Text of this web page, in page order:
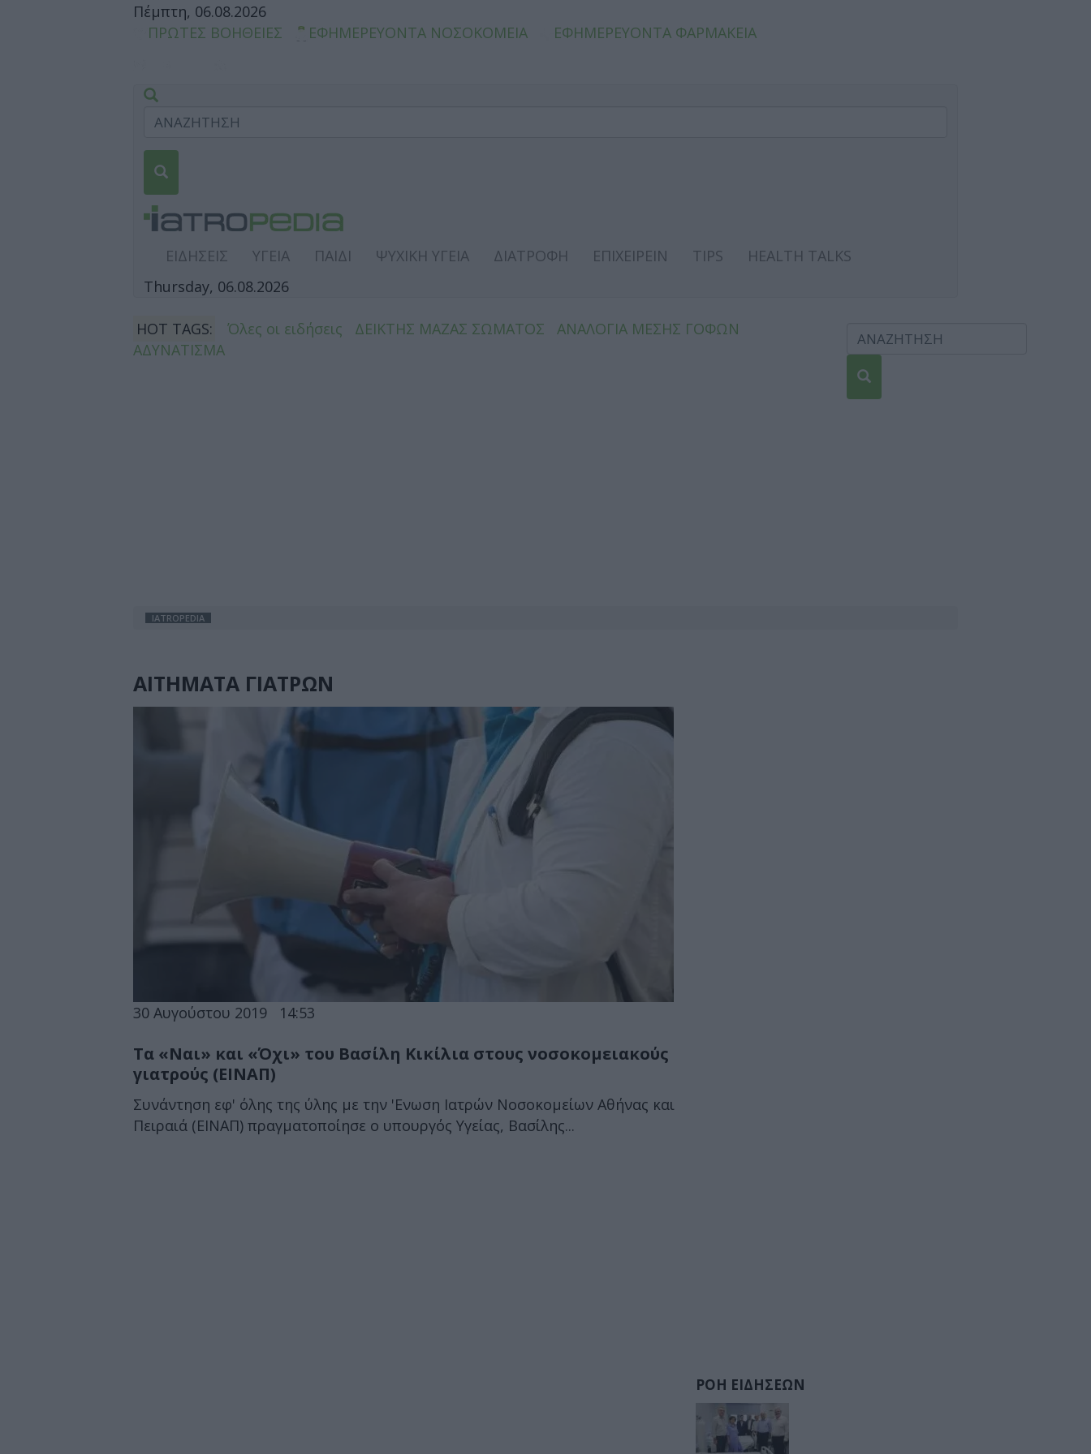
Πέμπτη, 06.08.2026
ΠΡΩΤΕΣ ΒΟΗΘΕΙΕΣ
ΕΦΗΜΕΡΕΥΟΝΤΑ ΝΟΣΟΚΟΜΕΙΑ ΕΦΗΜΕΡΕΥΟΝΤΑ ΦΑΡΜΑΚΕΙΑ
ΕΙΔΗΣΕΙΣ ΥΓΕΙΑ ΠΑΙΔΙ ΨΥΧΙΚΗ ΥΓΕΙΑ ΔΙΑΤΡΟΦΗ ΕΠΙΧΕΙΡΕΙΝ TIPS
HEALTH TALKS
Thursday, 06.08.2026
HOT TAGS: Όλες οι ειδήσεις ΔΕΙΚΤΗΣ ΜΑΖΑΣ ΣΩΜΑΤΟΣ
ΑΝΑΛΟΓΙΑ ΜΕΣΗΣ ΓΟΦΩΝ
ΑΔΥΝΑΤΙΣΜΑ
IATROPEDIA
ΑΙΤΗΜΑΤΑ ΓΙΑΤΡΩΝ
30 Αυγούστου 2019 14:53
Τα «Ναι» και «Όχι» του Βασίλη Κικίλια στους νοσοκομειακούς
γιατρούς (ΕΙΝΑΠ)
Συνάντηση εφ' όλης της ύλης με την 'Ενωση Ιατρών Νοσοκομείων Αθήνας και
Πειραιά (ΕΙΝΑΠ) πραγματοποίησε ο υπουργός Υγείας, Βασίλης...
ΡΟΗ ΕΙΔΗΣΕΩΝ